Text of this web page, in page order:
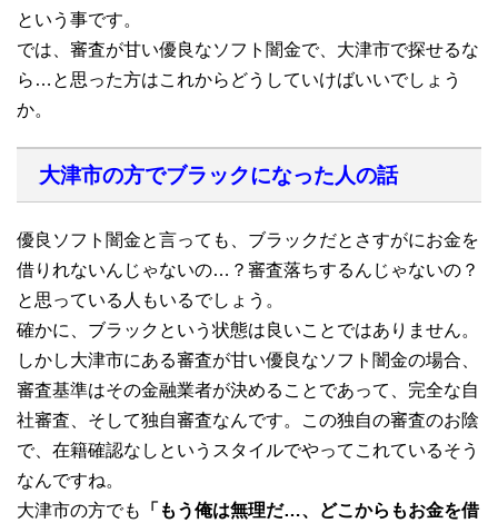
という事です。
では、審査が甘い優良なソフト闇金で、大津市で探せるな
ら…と思った方はこれからどうしていけばいいでしょう
か。
大津市の方でブラックになった人の話
優良ソフト闇金と言っても、ブラックだとさすがにお金を
借りれないんじゃないの…？審査落ちするんじゃないの？
と思っている人もいるでしょう。
確かに、ブラックという状態は良いことではありません。
しかし大津市にある審査が甘い優良なソフト闇金の場合、
審査基準はその金融業者が決めることであって、完全な自
社審査、そして独自審査なんです。この独自の審査のお陰
で、在籍確認なしというスタイルでやってこれているそう
なんですね。
大津市の方でも
「もう俺は無理だ…、どこからもお金を借